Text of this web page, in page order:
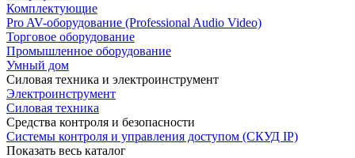
Комплектующие
Pro AV-оборудование (Professional Audio Video)
Торговое оборудование
Промышленное оборудование
Умный дом
Силовая техника и электроинструмент
Электроинструмент
Силовая техника
Средства контроля и безопасности
Системы контроля и управления доступом (СКУД IP)
Показать весь каталог